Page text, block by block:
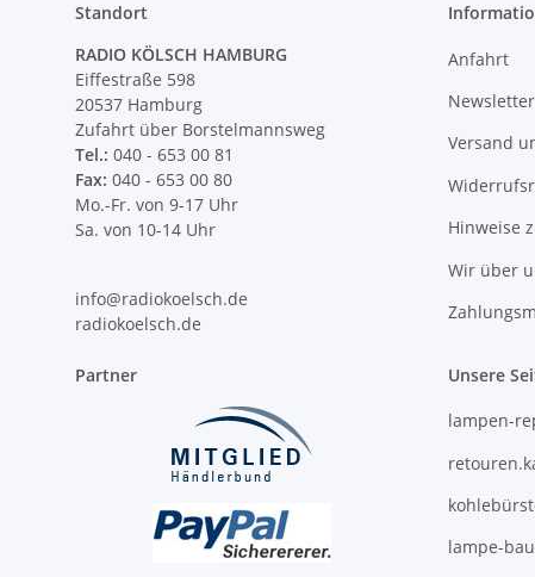
Standort
RADIO KÖLSCH HAMBURG
Eiffestraße 598
20537 Hamburg
Zufahrt über Borstelmannsweg
Tel.: 040 - 653 00 81
Fax: 040 - 653 00 80
Mo.-Fr. von 9-17 Uhr
Sa. von 10-14 Uhr
info@radiokoelsch.de
radiokoelsch.de
Anfahrt
Newsletter
Versand
Hinweise
Wir über
Partner Unsere
lampen-
lampe-